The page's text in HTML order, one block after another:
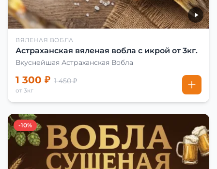
ВЯЛЕНАЯ ВОБЛА
Астраханская вяленая вобла с икрой от 3кг.
Вкуснейшая Астраханская Вобла
1 300 ₽ 1 450 ₽
от 3кг
-10%